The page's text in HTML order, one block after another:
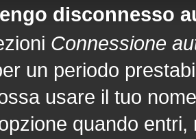
disconnesso
Connessione
un periodo
usare il tuo
quando